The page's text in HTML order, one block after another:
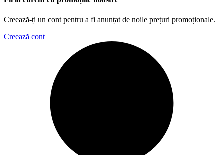
Creează-ți un cont pentru a fi anunțat de noile prețuri promoționale.
Creează cont